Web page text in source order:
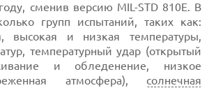
сменив версию MIL-STD 810E. В
групп испытаний, таких как:
высокая и низкая температуры,
температурный удар (открытый
и обледенение, низкое
атмосфера), солнечная